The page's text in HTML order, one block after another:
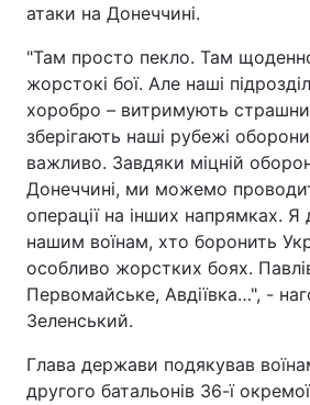
Контакти
Послуги
Тема оформлення
атаки на Донеччині.
"Там просто пекло. Там
жорстокі бої. Але наші
хоробро – витримують
зберігають наші рубежі
важливо. Завдяки міцній
Донеччині, ми можемо
операції на інших напрямках. Я
нашим воїнам, хто боронить
особливо жорстких боях.
Первомайське, Авдіївка…", -
Зеленський.
Глава держави подякував
другого батальонів 36-ї